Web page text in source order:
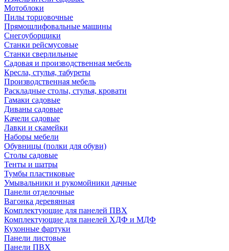
Мотоблоки
Пилы торцовочные
Прямошлифовальные машины
Снегоуборщики
Станки рейсмусовые
Станки сверлильные
Садовая и производственная мебель
Кресла, стулья, табуреты
Производственная мебель
Раскладные столы, стулья, кровати
Гамаки садовые
Диваны садовые
Качели садовые
Лавки и скамейки
Наборы мебели
Обувницы (полки для обуви)
Столы садовые
Тенты и шатры
Тумбы пластиковые
Умывальники и рукомойники дачные
Панели отделочные
Вагонка деревянная
Комплектующие для панелей ПВХ
Комплектующие для панелей ХДФ и МДФ
Кухонные фартуки
Панели листовые
Панели ПВХ